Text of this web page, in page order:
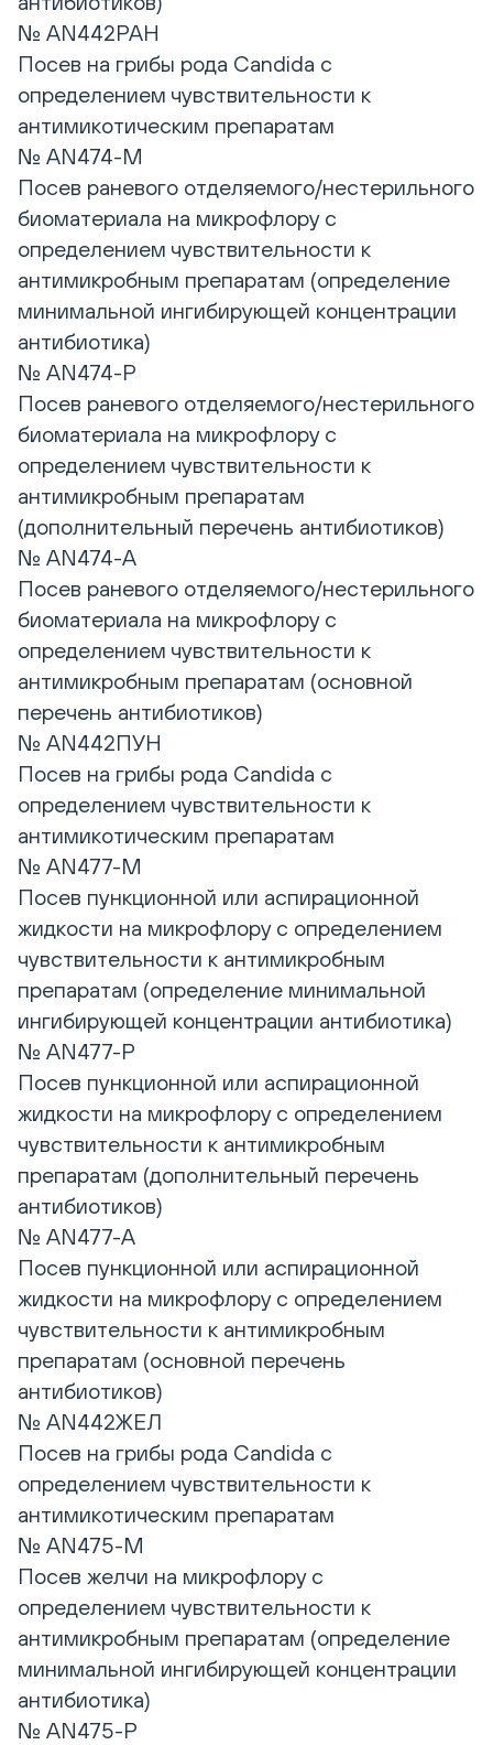
№ AN442РАН
Посев на грибы рода Candida с
определением чувствительности к
антимикотическим препаратам
№ AN474-M
Посев раневого отделяемого/нестерильного
биоматериала на микрофлору с
определением чувствительности к
антимикробным препаратам (определение
минимальной ингибирующей концентрации
антибиотика)
№ AN474-P
Посев раневого отделяемого/нестерильного
биоматериала на микрофлору с
определением чувствительности к
антимикробным препаратам
(дополнительный перечень антибиотиков)
№ AN474-A
Посев раневого отделяемого/нестерильного
биоматериала на микрофлору с
определением чувствительности к
антимикробным препаратам (основной
перечень антибиотиков)
№ AN442ПУН
Посев на грибы рода Candida с
определением чувствительности к
антимикотическим препаратам
№ AN477-M
Посев пункционной или аспирационной
жидкости на микрофлору с определением
чувствительности к антимикробным
препаратам (определение минимальной
ингибирующей концентрации антибиотика)
№ AN477-P
Посев пункционной или аспирационной
жидкости на микрофлору с определением
чувствительности к антимикробным
препаратам (дополнительный перечень
антибиотиков)
№ AN477-A
Посев пункционной или аспирационной
жидкости на микрофлору с определением
чувствительности к антимикробным
препаратам (основной перечень
антибиотиков)
№ AN442ЖЕЛ
Посев на грибы рода Candida с
определением чувствительности к
антимикотическим препаратам
№ AN475-M
Посев желчи на микрофлору с
определением чувствительности к
антимикробным препаратам (определение
минимальной ингибирующей концентрации
антибиотика)
№ AN475-P